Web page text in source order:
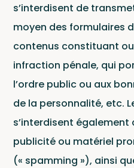
s’interdisent de
moyen des formulaires
contenus constituant
infraction pénale, qui
l’ordre public ou aux
de la personnalité, etc.
s’interdisent
publicité ou matériel
(« spamming »), ainsi